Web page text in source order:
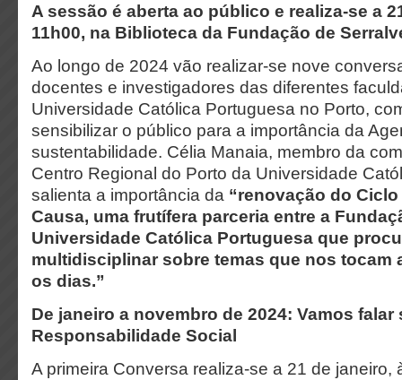
A sessão é aberta ao público e realiza-se a
11h00, na Biblioteca da Fundação de
Ao longo de 2024 vão realizar-se nove
docentes e investigadores das diferentes
Universidade Católica Portuguesa no Porto,
sensibilizar o público para a importância da
sustentabilidade. Célia Manaia, membro da
Centro Regional do Porto da Universidade
salienta a importância da “renovação do
Causa, uma frutífera parceria entre a
Universidade Católica Portuguesa que
multidisciplinar sobre temas que nos tocam
os dias.”
De janeiro a novembro de 2024: Vamos falar
Responsabilidade Social
A primeira Conversa realiza-se a 21 de janeiro,